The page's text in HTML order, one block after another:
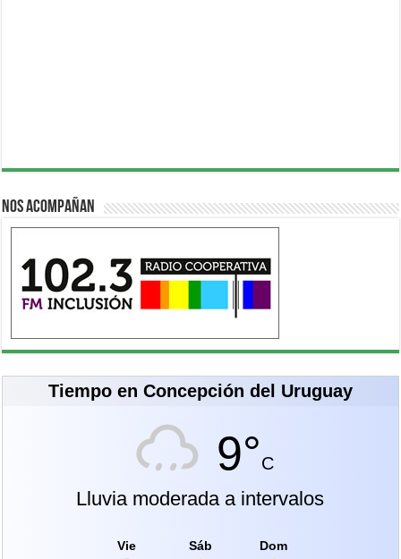
Nos acompañan
Tiempo en Concepción del Uruguay
9°C
Lluvia moderada a intervalos
Vie Sáb Dom